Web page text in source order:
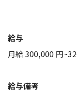
給与
月給 300,000 円
給与備考